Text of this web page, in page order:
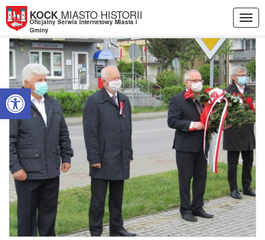
Otwórz pasek narzędzi
KOCK MIASTO HISTORII
Oficjalny Serwis Internetowy Miasta i
Gminy